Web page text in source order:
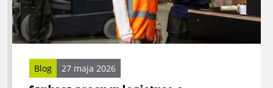
Blog 27 maja 2026
commerce?
Te
umiejętności
ważne.